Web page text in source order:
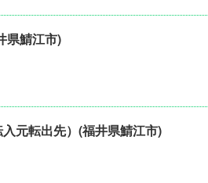
県鯖江市)
元転出先）(福井県鯖江市)